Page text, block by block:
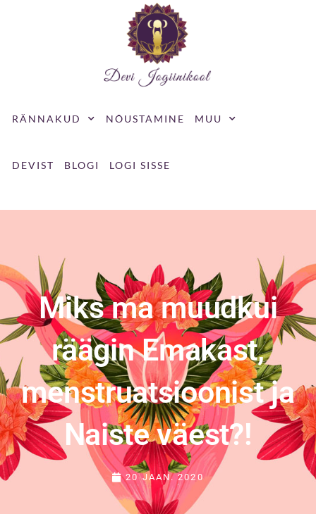
RÄNNAKUD NÕUSTAMINE MUU
DEVIST BLOGI LOGI SISSE
Miks ma muudkui
räägin Emakast,
menstruatsioonist ja
Naiste väest?!
20 JAAN. 2020